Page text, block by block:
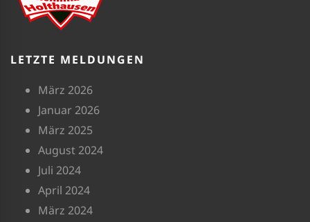
LETZTE MELDUNGEN
März 2026
Januar 2026
März 2025
August 2024
Juli 2024
April 2024
März 2024